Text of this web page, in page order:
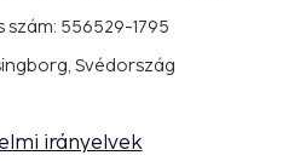
szám: 556529-1795
Svédország
irányelvek